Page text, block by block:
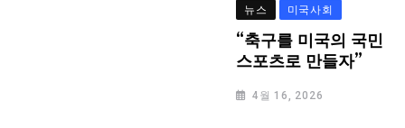
뉴스 미국사회
“축구를 미국의 국민
스포츠로 만들자”
4월 16, 2026